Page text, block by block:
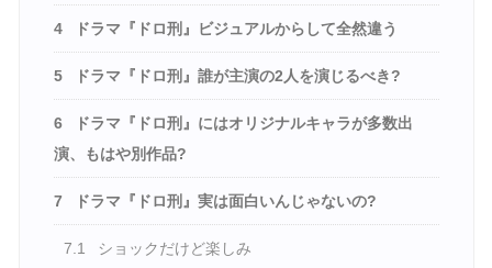
4 ドラマ『ドロ刑』ビジュアルからして全然違う
5 ドラマ『ドロ刑』誰が主演の2人を演じるべき?
6
ドラマ『ドロ刑』にはオリジナルキャラが多数出
演、もはや別作品?
7 ドラマ『ドロ刑』実は面白いんじゃないの?
7.1 ショックだけど楽しみ